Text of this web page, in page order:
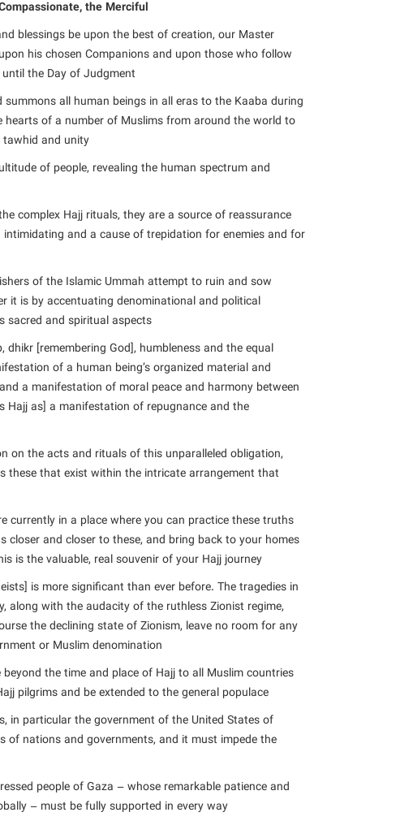
the Merciful
blessings be upon the best of creation, our Master
his chosen Companions and upon those who follow
the Day of Judgment.
all human beings in all eras to the Kaaba during
of a number of Muslims from around the world to
and unity.
of people, revealing the human spectrum and
complex Hajj rituals, they are a source of reassurance
and a cause of trepidation for enemies and for
of the Islamic Ummah attempt to ruin and sow
it is by accentuating denominational and political
and spiritual aspects.
[remembering God], humbleness and the equal
of a human being’s organized material and
a manifestation of moral peace and harmony between
Hajj as] a manifestation of repugnance and the
on the acts and rituals of this unparalleled obligation,
these that exist within the intricate arrangement that
currently in a place where you can practice these truths
and closer to these, and bring back to your homes
is the valuable, real souvenir of your Hajj journey.
is more significant than ever before. The tragedies in
along with the audacity of the ruthless Zionist regime,
the declining state of Zionism, leave no room for any
or Muslim denomination.
the time and place of Hajj to all Muslim countries
pilgrims and be extended to the general populace.
in particular the government of the United States of
nations and governments, and it must impede the
people of Gaza – whose remarkable patience and
– must be fully supported in every way.